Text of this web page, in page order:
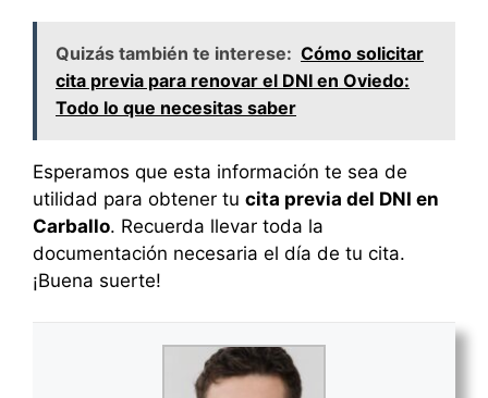
Quizás también te interese: Cómo solicitar
cita previa para renovar el DNI en Oviedo:
Todo lo que necesitas saber
Esperamos que esta información te sea de
utilidad para obtener tu cita previa del DNI en
Carballo. Recuerda llevar toda la
documentación necesaria el día de tu cita.
¡Buena suerte!